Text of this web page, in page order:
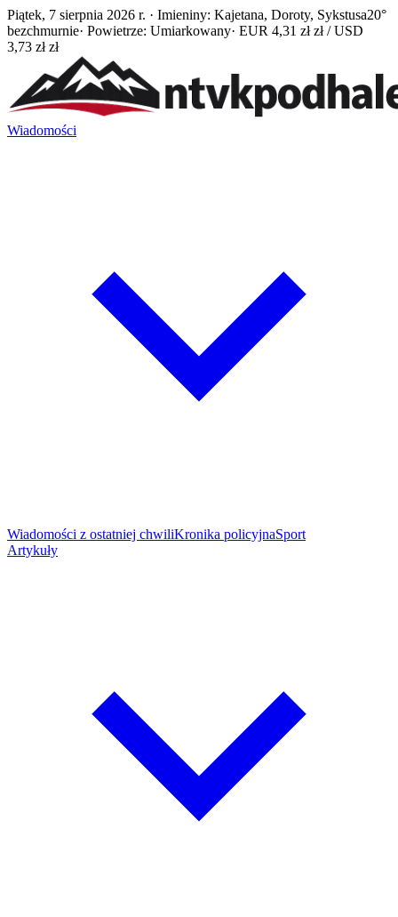
Piątek, 7 sierpnia 2026 r. · Imieniny: Kajetana, Doroty, Sykstusa20°
bezchmurnie· Powietrze: Umiarkowany· EUR 4,31 zł zł / USD
3,73 zł zł
Wiadomości
Wiadomości z ostatniej chwiliKronika policyjnaSport
Artykuły